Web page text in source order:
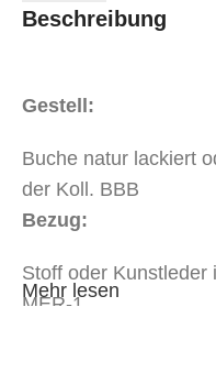
Beschreibung
Gestell:
Buche natur lackiert
der Koll. BBB
Bezug:
Stoff oder Kunstleder
MER-1
Mehr lesen